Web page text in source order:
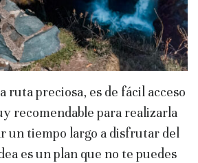
ruta preciosa, es de fácil acceso
recomendable para realizarla
un tiempo largo a disfrutar del
es un plan que no te puedes